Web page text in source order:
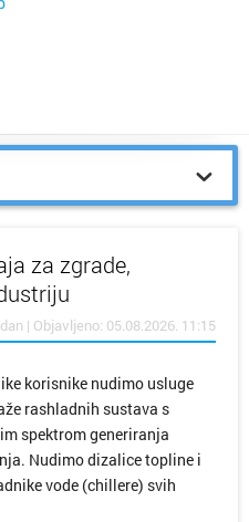
za zgrade,
| Objavljeno: 05.08.2026. 11:15
korisnike nudimo usluge
rashladnih sustava s
spektrom generiranja
Nudimo dizalice topline i
vode (chillere) svih